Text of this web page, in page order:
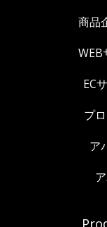
商品
WEB
EC
プ
ア